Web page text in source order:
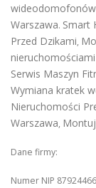
Warszawa. Smart
Przed Dzikami,
Serwis Maszyn
Wymiana kratek
Nieruchomości
Warszawa,
Dane firmy:
Numer NIP